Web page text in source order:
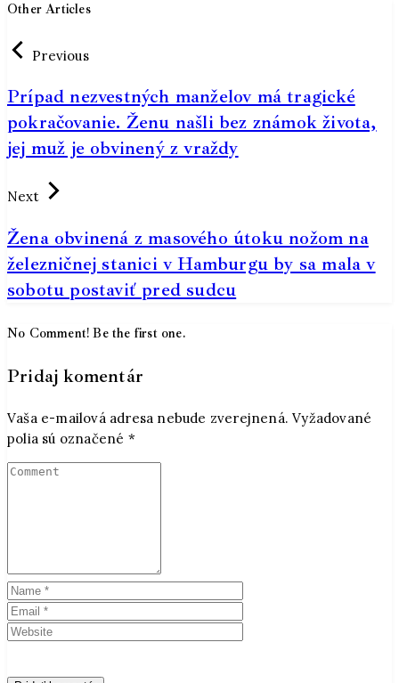
Other Articles
Previous
Prípad nezvestných manželov má tragické
pokračovanie. Ženu našli bez známok života,
jej muž je obvinený z vraždy
Next
Žena obvinená z masového útoku nožom na
železničnej stanici v Hamburgu by sa mala v
sobotu postaviť pred sudcu
No Comment! Be the first one.
Pridaj komentár
Vaša e-mailová adresa nebude zverejnená. Vyžadované
polia sú označené *